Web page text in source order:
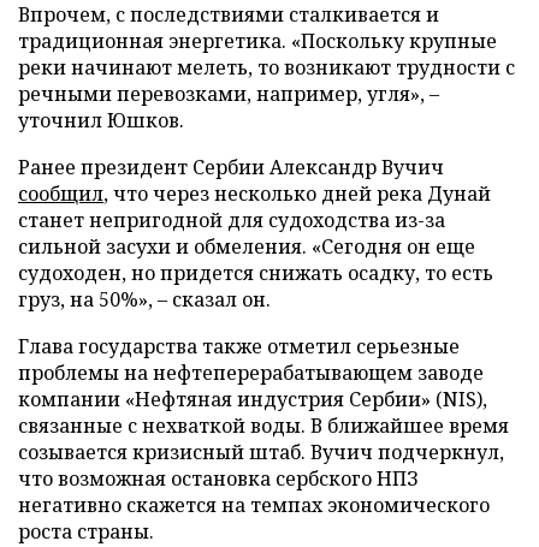
Впрочем, с последствиями сталкивается и
традиционная энергетика. «Поскольку крупные
реки начинают мелеть, то возникают трудности с
речными перевозками, например, угля», –
уточнил Юшков.
Ранее президент Сербии Александр Вучич
сообщил, что через несколько дней река Дунай
станет непригодной для судоходства из-за
сильной засухи и обмеления. «Сегодня он еще
судоходен, но придется снижать осадку, то есть
груз, на 50%», – сказал он.
Глава государства также отметил серьезные
проблемы на нефтеперерабатывающем заводе
компании «Нефтяная индустрия Сербии» (NIS),
связанные с нехваткой воды. В ближайшее время
созывается кризисный штаб. Вучич подчеркнул,
что возможная остановка сербского НПЗ
негативно скажется на темпах экономического
роста страны.